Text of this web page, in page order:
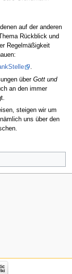
auf der anderen
Rückblick und
Regelmäßigkeit
.
über Gott und
an den immer
steigen wir um
uns über den